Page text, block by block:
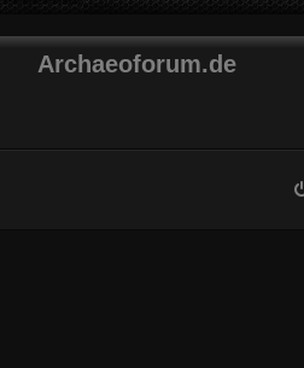
Archaeoforum.de